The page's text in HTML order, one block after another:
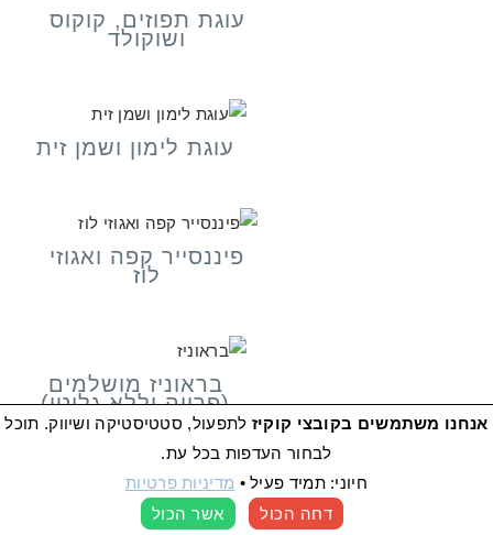
עוגת תפוזים, קוקוס
ושוקולד
עוגת לימון ושמן זית
פיננסייר קפה ואגוזי
לוז
בראוניז מושלמים
(פרווה וללא גלוטן)
עוגת שוקולד מושלמת
אנחנו משתמשים בקובצי קוקיז לתפעול, סטטיסטיקה ושיווק. תוכל
לבחור העדפות בכל עת.
חיוני: תמיד פעיל• מדיניות פרטיות
דחה הכול
אשר הכול